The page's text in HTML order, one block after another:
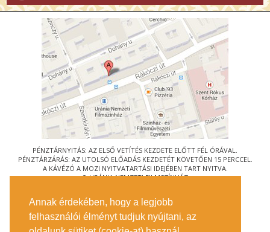
Annak érdekében, hogy a legjobb
felhasználói élményt tudjuk nyújtani, az
PÉNZTÁRNYITÁS: AZ ELSŐ VETÍTÉS KEZDETE ELŐTT FÉL ÓRÁVAL.
PÉNZTÁRZÁRÁS: AZ UTOLSÓ ELŐADÁS KEZDETÉT KÖVETŐEN 15 PERCCEL.
A KÁVÉZÓ A MOZI NYITVATARTÁSI IDEJÉBEN TART NYITVA.
© URÁNIA NEMZETI FILMSZÍNHÁZ
1088 BUDAPEST, RÁKÓCZI ÚT 21.
MEGKÖZELÍTÉS